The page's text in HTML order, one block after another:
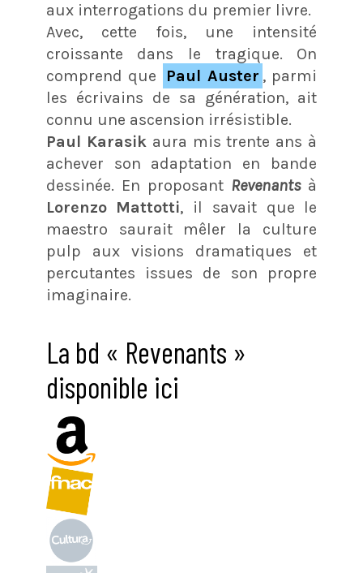
aux interrogations du premier livre.
Avec, cette fois, une intensité
croissante dans le tragique. On
comprend que
Paul Auster , parmi
les écrivains de sa génération, ait
connu une ascension irrésistible.
Paul Karasikaura mis trente ans à
achever son adaptation en bande
dessinée. En proposant Revenantsà
Lorenzo Mattotti, il savait que le
maestro saurait mêler la culture
pulp aux visions dramatiques et
percutantes issues de son propre
imaginaire.
La bd « Revenants »
disponible ici